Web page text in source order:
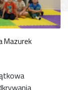
Mazurek